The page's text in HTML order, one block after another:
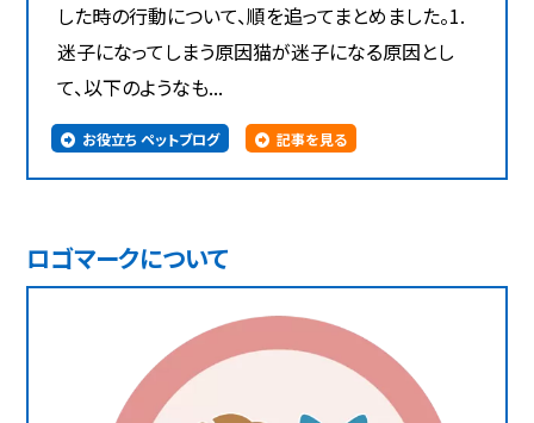
した時の行動について、順を追ってまとめました。1.
迷子になってしまう原因猫が迷子になる原因とし
て、以下のようなも...
お役立ち ペットブログ 記事を見る
ロゴマークについて